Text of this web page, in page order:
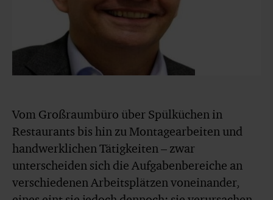
Vom Großraumbüro über Spülküchen in
Restaurants bis hin zu Montagearbeiten und
handwerklichen Tätigkeiten – zwar
unterscheiden sich die Aufgabenbereiche an
verschiedenen Arbeitsplätzen voneinander,